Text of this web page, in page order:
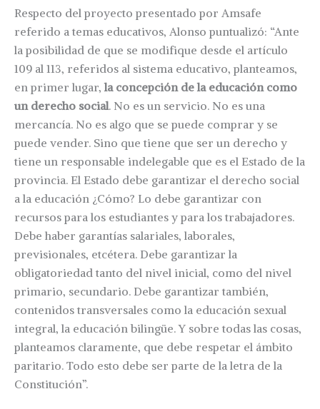
Respecto del proyecto presentado por Amsafe
referido a temas educativos, Alonso puntualizó: “Ante
la posibilidad de que se modifique desde el artículo
109 al 113, referidos al sistema educativo, planteamos,
en primer lugar,la concepción de la educación como
un derecho social. No es un servicio. No es una
mercancía. No es algo que se puede comprar y se
puede vender. Sino que tiene que ser un derecho y
tiene un responsable indelegable que es el Estado de la
provincia. El Estado debe garantizar el derecho social
a la educación ¿Cómo? Lo debe garantizar con
recursos para los estudiantes y para los trabajadores.
Debe haber garantías salariales, laborales,
previsionales, etcétera. Debe garantizar la
obligatoriedad tanto del nivel inicial, como del nivel
primario, secundario. Debe garantizar también,
contenidos transversales como la educación sexual
integral, la educación bilingüe. Y sobre todas las cosas,
planteamos claramente, que debe respetar el ámbito
paritario. Todo esto debe ser parte de la letra de la
Constitución”.